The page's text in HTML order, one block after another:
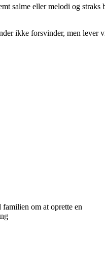
salme eller melodi og
ikke forsvinder, men lever
familien om at oprette en